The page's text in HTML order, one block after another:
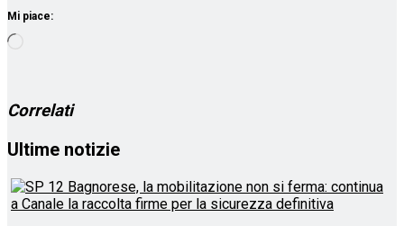
Mi piace:
Correlati
Ultime notizie